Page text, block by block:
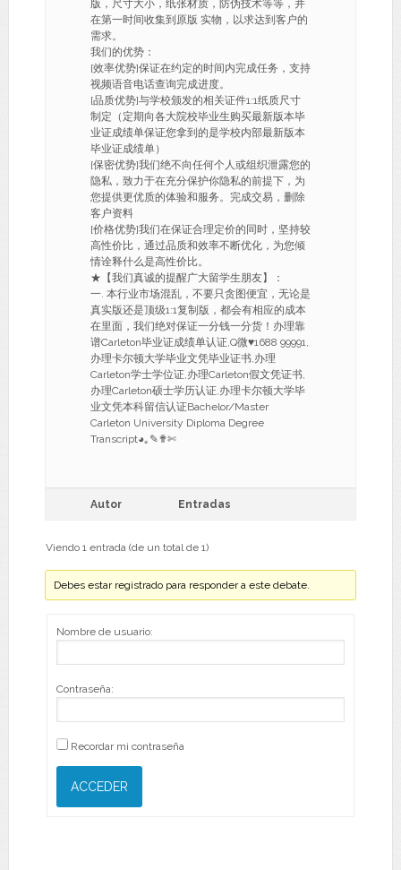
版，尺寸大小，纸张材质，防伪技术等等，并
在第一时间收集到原版 实物，以求达到客户的
需求。
我们的优势：
[效率优势]保证在约定的时间内完成任务，支持
视频语音电话查询完成进度。
[品质优势]与学校颁发的相关证件1:1纸质尺寸
制定（定期向各大院校毕业生购买最新版本毕
业证成绩单保证您拿到的是学校内部最新版本
毕业证成绩单）
[保密优势]我们绝不向任何个人或组织泄露您的
隐私，致力于在充分保护你隐私的前提下，为
您提供更优质的体验和服务。完成交易，删除
客户资料
[价格优势]我们在保证合理定价的同时，坚持较
高性价比，通过品质和效率不断优化，为您倾
情诠释什么是高性价比。
★【我们真诚的提醒广大留学生朋友】：
一. 本行业市场混乱，不要只贪图便宜，无论是
真实版还是顶级1:1复制版，都会有相应的成本
在里面，我们绝对保证一分钱一分货！办理靠
谱Carleton毕业证成绩单认证,Q微♥1688 99991,
办理卡尔顿大学毕业文凭毕业证书,办理
Carleton学士学位证,办理Carleton假文凭证书,
办理Carleton硕士学历认证,办理卡尔顿大学毕
业文凭本科留信认证Bachelor/Master
Carleton University Diploma Degree
Transcript◕｡✎✟✄
Autor Entradas
Viendo 1 entrada (de un total de 1)
Debes estar registrado para responder a este debate.
Nombre de usuario:
Contraseña:
Recordar mi contraseña
ACCEDER